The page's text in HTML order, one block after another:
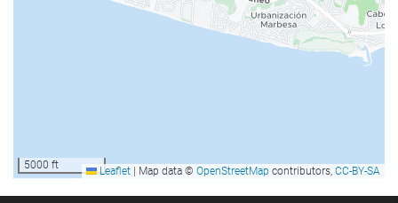
Massage
5000 ft Leaflet | Map data © OpenStreetMap contributors, CC-BY-SA